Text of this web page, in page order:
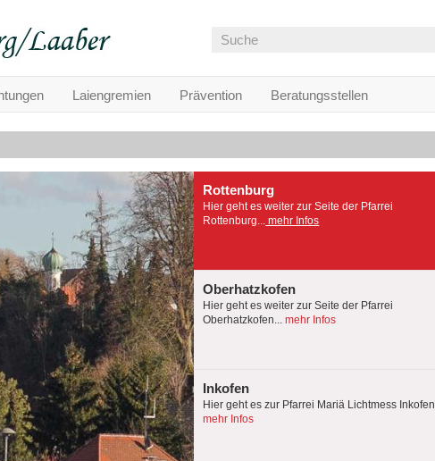
Laiengremien Prävention Beratungsstellen
Rottenburg
Hier geht es weiter zur Seite der Pfarrei
Rottenburg... mehr Infos
Oberhatzkofen
Hier geht es weiter zur Seite der Pfarrei
Oberhatzkofen... mehr Infos
Inkofen
Hier geht es zur Pfarrei Mariä Lichtmess Inkofen
mehr Infos